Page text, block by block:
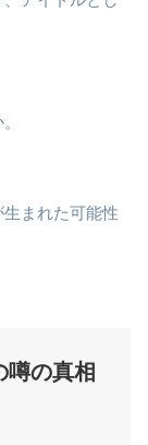
まれた可能性
噂の真相